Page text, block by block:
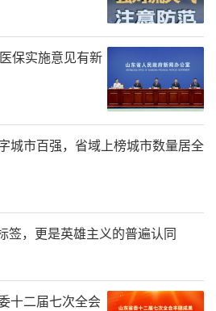
书记、主席张邦雄为珠海市美术家协
保实施意见有新
城市百强，省域上榜城市数量居全
签，更是英雄主义的普遍认同
十二届七次全会